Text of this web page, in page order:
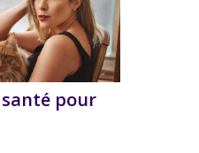
santé pour